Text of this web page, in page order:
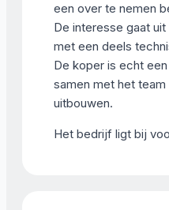
een over te nemen
De interesse gaat
met een deels
De koper is echt
samen met het
uitbouwen.
Het bedrijf ligt bij